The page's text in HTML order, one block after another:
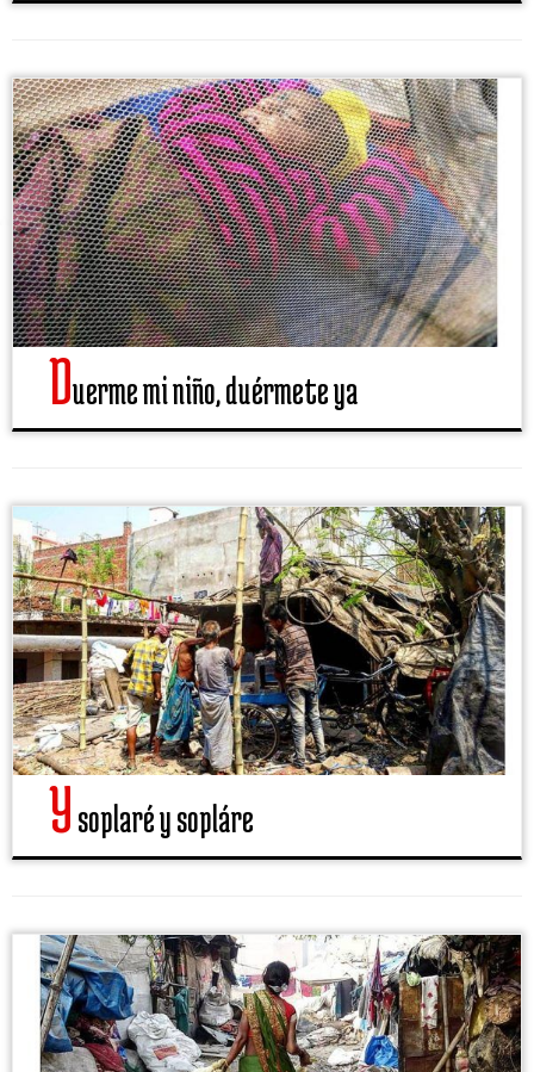
Duerme mi niño, duérmete ya
Y soplaré y sopláre